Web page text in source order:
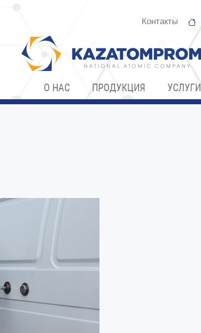
Контакты
О НАС ПРОДУКЦИЯ УСЛУГИ